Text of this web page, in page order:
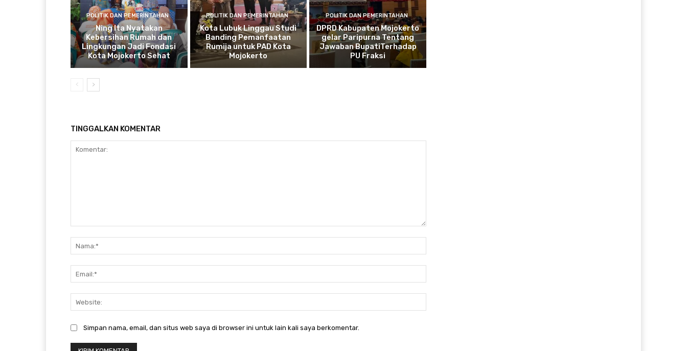
POLITIK DAN PEMERINTAHAN
Ning Ita Nyatakan
Kebersihan Rumah dan
Lingkungan Jadi Fondasi
Kota Mojokerto Sehat
POLITIK DAN PEMERINTAHAN
Kota Lubuk Linggau Studi
Banding Pemanfaatan
Rumija untuk PAD Kota
Mojokerto
POLITIK DAN PEMERINTAHAN
DPRD Kabupaten Mojokerto
gelar Paripurna Tentang
Jawaban BupatiTerhadap
PU Fraksi
TINGGALKAN KOMENTAR
Simpan nama, email, dan situs web saya di browser ini untuk lain kali saya berkomentar.